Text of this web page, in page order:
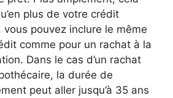
plus de votre crédit
vous pouvez inclure le même
comme pour un rachat à la
Dans le cas d’un rachat
la durée de
peut aller jusqu’à 35 ans